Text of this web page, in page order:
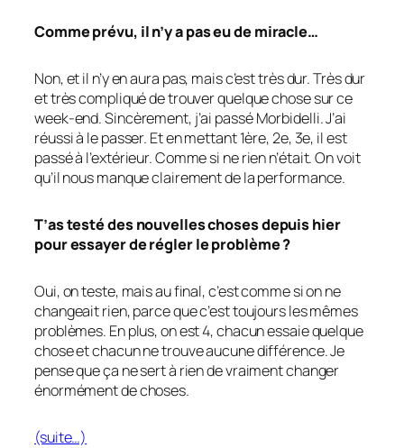
Comme prévu, il n’y a pas eu de miracle…
Non, et il n’y en aura pas, mais c’est très dur. Très dur
et très compliqué de trouver quelque chose sur ce
week-end. Sincèrement, j’ai passé Morbidelli. J’ai
réussi à le passer. Et en mettant 1ère, 2e, 3e, il est
passé à l’extérieur. Comme si ne rien n’était. On voit
qu’il nous manque clairement de la performance.
T’as testé des nouvelles choses depuis hier
pour essayer de régler le problème ?
Oui, on teste, mais au final, c’est comme si on ne
changeait rien, parce que c’est toujours les mêmes
problèmes. En plus, on est 4, chacun essaie quelque
chose et chacun ne trouve aucune différence. Je
pense que ça ne sert à rien de vraiment changer
énormément de choses.
(suite…)